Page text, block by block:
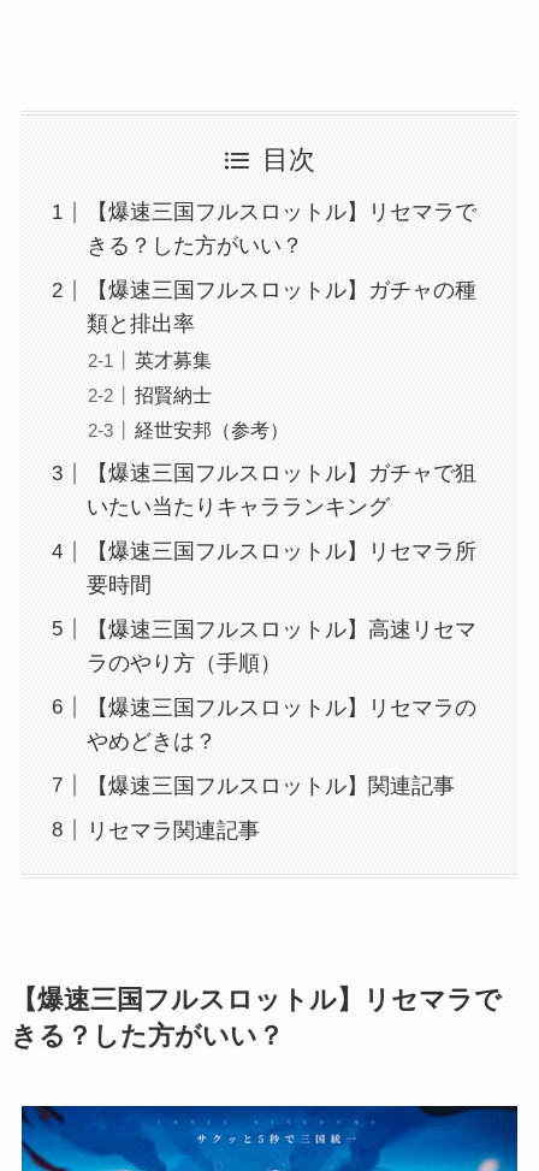
目次
【爆速三国フルスロットル】リセマラで
きる？した方がいい？
【爆速三国フルスロットル】ガチャの種
類と排出率
英才募集
招賢納士
経世安邦（参考）
【爆速三国フルスロットル】ガチャで狙
いたい当たりキャラランキング
【爆速三国フルスロットル】リセマラ所
要時間
【爆速三国フルスロットル】高速リセマ
ラのやり方（手順）
【爆速三国フルスロットル】リセマラの
やめどきは？
【爆速三国フルスロットル】関連記事
リセマラ関連記事
【爆速三国フルスロットル】リセマラで
きる？した方がいい？